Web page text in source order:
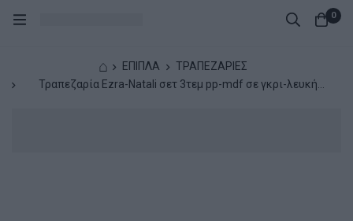
0
⌂ ΕΠΙΠΛΑ
ΤΡΑΠΕΖΑΡΙΕΣ
Τραπεζαρία Ezra-Natali σετ 3τεμ pp-mdf σε γκρι-λευκή